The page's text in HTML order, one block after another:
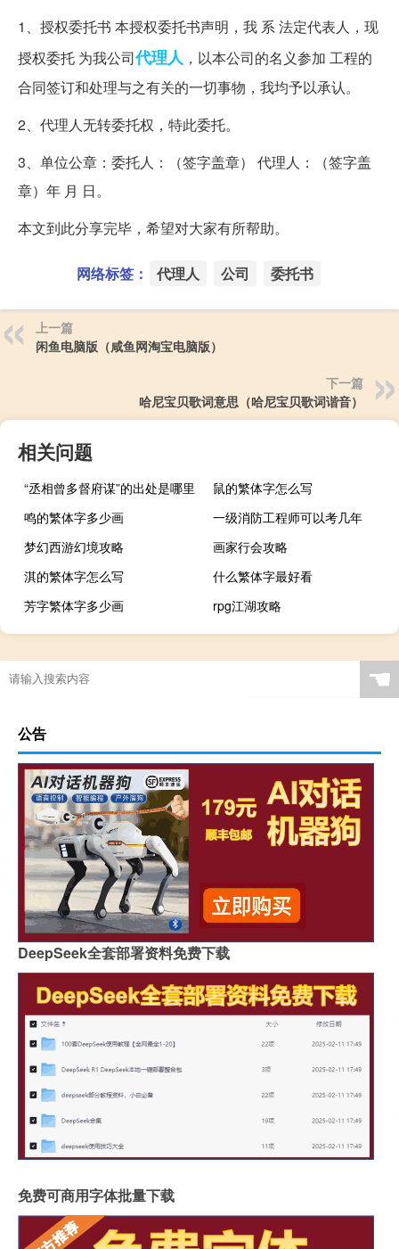
1、授权委托书 本授权委托书声明，我 系 法定代表人，现
授权委托 为我公司代理人 ，以本公司的名义参加 工程的
合同签订和处理与之有关的一切事物，我均予以承认。
2、代理人无转委托权，特此委托。
3、单位公章：委托人：（签字盖章） 代理人：（签字盖
章）年 月 日。
本文到此分享完毕，希望对大家有所帮助。
网络标签： 代理人 公司 委托书
上一篇
闲鱼电脑版（咸鱼网淘宝电脑版）
下一篇
哈尼宝贝歌词意思（哈尼宝贝歌词谐音）
相关问题
“丞相曾多督府谋”的出处是哪里
鼠的繁体字怎么写
鸣的繁体字多少画
一级消防工程师可以考几年
梦幻西游幻境攻略
画家行会攻略
淇的繁体字怎么写
什么繁体字最好看
芳字繁体字多少画
rpg江湖攻略
☚
公告
DeepSeek全套部署资料免费下载
免费可商用字体批量下载